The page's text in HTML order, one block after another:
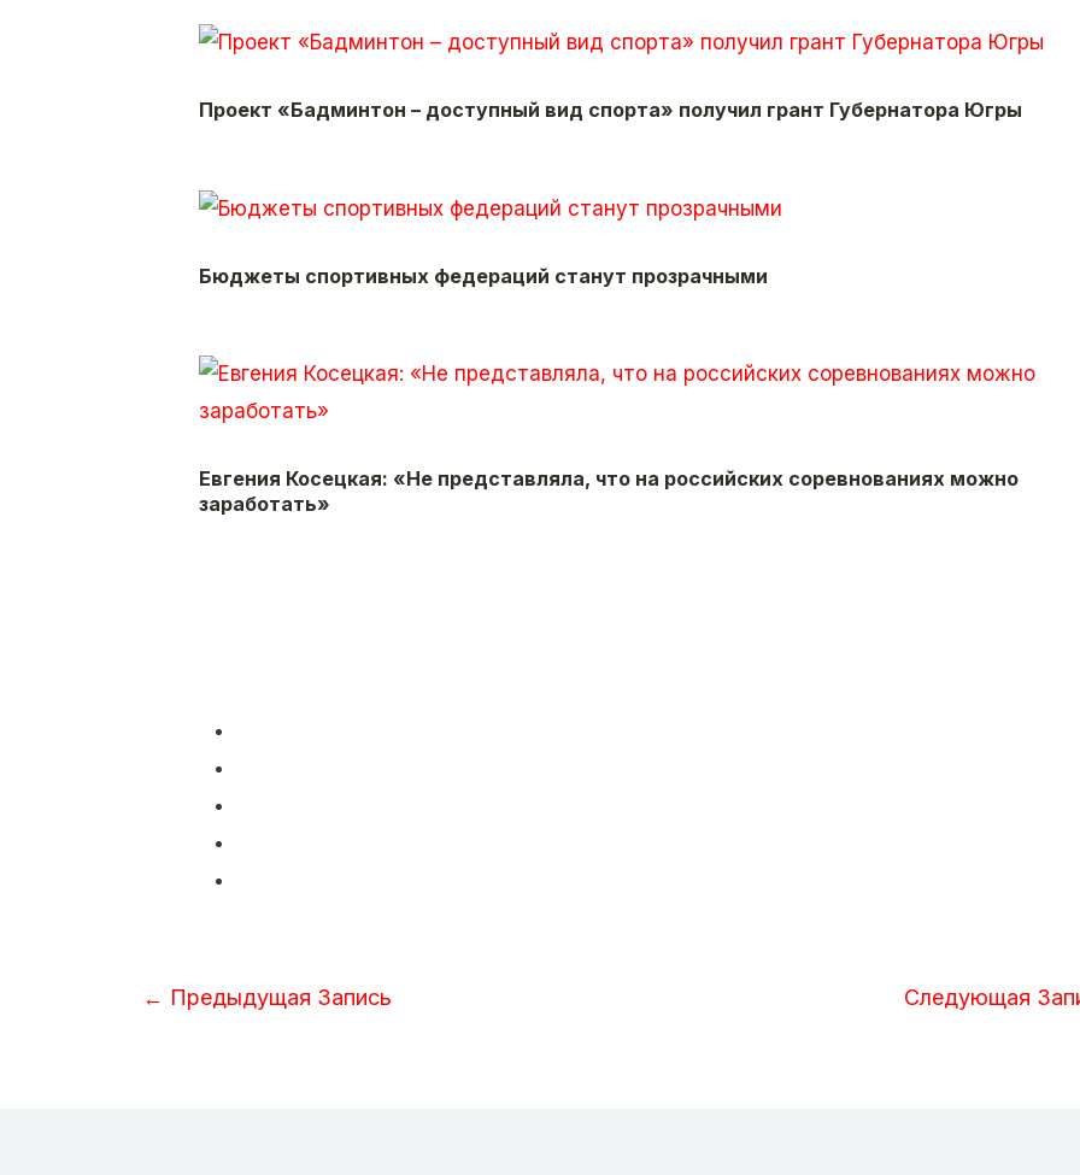
Проект «Бадминтон – досту­пный вид спорта» получил грант Губер­натора Югры
Бюджеты спортивных федераций станут прозрачными
Евгения Косецкая: «Не представляла, что на российских соревнованиях можно
заработать»
Навигация
← Предыдущая Запись Следующая